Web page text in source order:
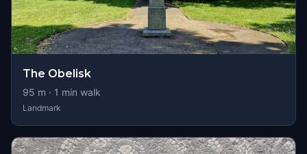
The Obelisk
95 m · 1 min walk
Landmark